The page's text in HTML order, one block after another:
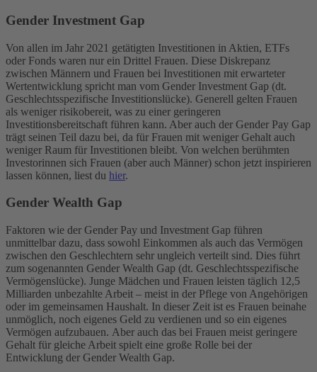
Gender Investment Gap
Von allen im Jahr 2021 getätigten Investitionen in Aktien, ETFs
oder Fonds waren nur ein Drittel Frauen. Diese Diskrepanz
zwischen Männern und Frauen bei Investitionen mit erwarteter
Wertentwicklung spricht man vom Gender Investment Gap (dt.
Geschlechtsspezifische Investitionslücke). Generell gelten Frauen
als weniger risikobereit, was zu einer geringeren
Investitionsbereitschaft führen kann. Aber auch der Gender Pay Gap
trägt seinen Teil dazu bei, da für Frauen mit weniger Gehalt auch
weniger Raum für Investitionen bleibt. Von welchen berühmten
Investorinnen sich Frauen (aber auch Männer) schon jetzt inspirieren
lassen können, liest du hier.
Gender Wealth Gap
Faktoren wie der Gender Pay und Investment Gap führen
unmittelbar dazu, dass sowohl Einkommen als auch das Vermögen
zwischen den Geschlechtern sehr ungleich verteilt sind. Dies führt
zum sogenannten Gender Wealth Gap (dt. Geschlechtsspezifische
Vermögenslücke). Junge Mädchen und Frauen leisten täglich 12,5
Milliarden unbezahlte Arbeit – meist in der Pflege von Angehörigen
oder im gemeinsamen Haushalt. In dieser Zeit ist es Frauen beinahe
unmöglich, noch eigenes Geld zu verdienen und so ein eigenes
Vermögen aufzubauen. Aber auch das bei Frauen meist geringere
Gehalt für gleiche Arbeit spielt eine große Rolle bei der
Entwicklung der Gender Wealth Gap.